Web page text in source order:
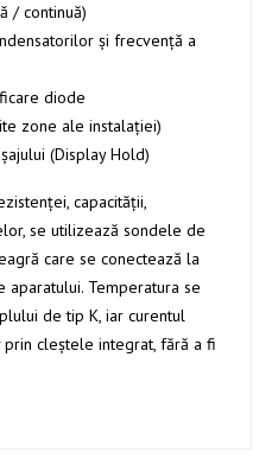
/ continuă)
și frecvență a
diode
zone ale instalației)
(Display Hold)
capacității,
se utilizează sondele de
care se conectează la
Temperatura se
de tip K, iar curentul
prin cleștele integrat, fără a fi